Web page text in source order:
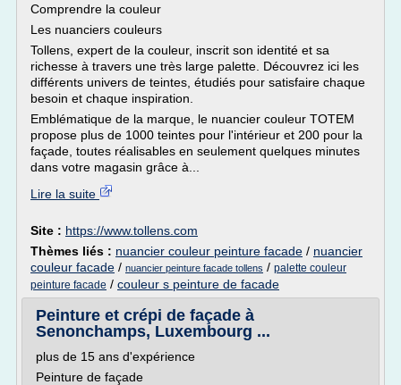
Comprendre la couleur
Les nuanciers couleurs
Tollens, expert de la couleur, inscrit son identité et sa
richesse à travers une très large palette. Découvrez ici les
différents univers de teintes, étudiés pour satisfaire chaque
besoin et chaque inspiration.
Emblématique de la marque, le nuancier couleur TOTEM
propose plus de 1000 teintes pour l'intérieur et 200 pour la
façade, toutes réalisables en seulement quelques minutes
dans votre magasin grâce à...
Lire la suite
Site : https://www.tollens.com
Thèmes liés : nuancier couleur peinture facade / nuancier
couleur facade / nuancier peinture facade tollens / palette couleur
peinture facade / couleur s peinture de facade
Peinture et crépi de façade à
Senonchamps, Luxembourg ...
plus de 15 ans d'expérience
Peinture de façade